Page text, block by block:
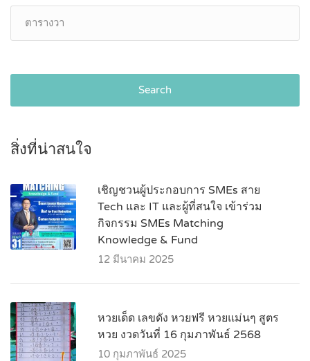
Search
สิ่งที่น่าสนใจ
เชิญชวนผู้ประกอบการ SMEs สาย
Tech และ IT และผู้ที่สนใจ เข้าร่วม
กิจกรรม SMEs Matching
Knowledge & Fund
12 มีนาคม 2025
หวยเด็ด เลขดัง หวยฟรี หวยแม่นๆ สูตร
หวย งวดวันที่ 16 กุมภาพันธ์ 2568
10 กุมภาพันธ์ 2025